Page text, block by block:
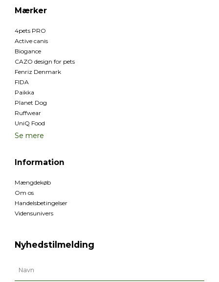
Mærker
4pets PRO
Active canis
Biogance
CAZO design for pets
Fenriz Denmark
FIDA
Paikka
Planet Dog
Ruffwear
UniQ Food
Se mere
Information
Mængdekøb
Om os
Handelsbetingelser
Vidensunivers
Nyhedstilmelding